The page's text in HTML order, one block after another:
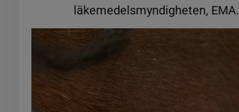
läkemedelsmyndigheten, EMA.